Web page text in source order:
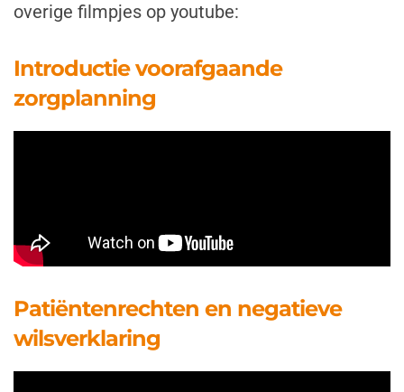
overige filmpjes op youtube:
Introductie voorafgaande
zorgplanning
Patiëntenrechten en negatieve
wilsverklaring